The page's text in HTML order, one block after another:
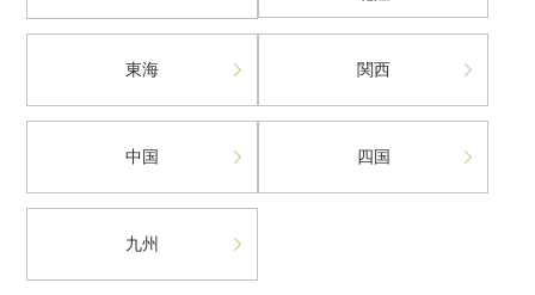
東海 関西
中国 四国
九州